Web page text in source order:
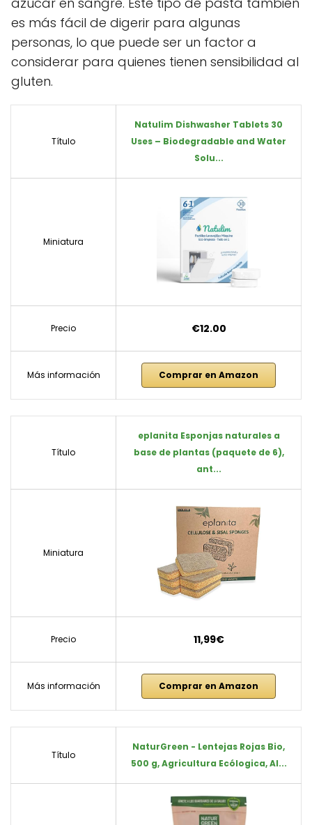
es más fácil de digerir para algunas
personas, lo que puede ser un factor a
considerar para quienes tienen sensibilidad al
gluten.
Título
Natulim Dishwasher Tablets 30
Uses – Biodegradable and Water
Solu...
Miniatura
Precio €12.00
Más información Comprar en Amazon
Título
eplanita Esponjas naturales a
base de plantas (paquete de 6),
ant...
Miniatura
Precio 11,99€
Más información Comprar en Amazon
Título
NaturGreen - Lentejas Rojas Bio,
500 g, Agricultura Ecólogica, Al...